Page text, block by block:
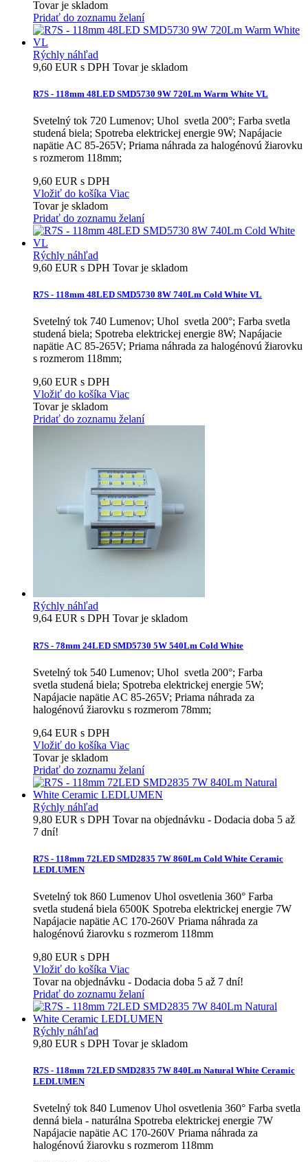
Tovar je skladom
Pridať do zoznamu želaní
Rýchly náhľad
9,60 EUR s DPH Tovar je skladom
R7S - 118mm 48LED SMD5730 9W 720Lm Warm White VL
Svetelný tok 720 Lumenov; Uhol svetla 200°; Farba svetla
studená biela; Spotreba elektrickej energie 9W; Napájacie
napätie AC 85-265V; Priama náhrada za halogénovú žiarovku
s rozmerom 118mm;
9,60 EUR s DPH
Vložiť do košíka Viac
Tovar je skladom
Pridať do zoznamu želaní
Rýchly náhľad
9,60 EUR s DPH Tovar je skladom
R7S - 118mm 48LED SMD5730 8W 740Lm Cold White VL
Svetelný tok 740 Lumenov; Uhol svetla 200°; Farba svetla
studená biela; Spotreba elektrickej energie 8W; Napájacie
napätie AC 85-265V; Priama náhrada za halogénovú žiarovku
s rozmerom 118mm;
9,60 EUR s DPH
Vložiť do košíka Viac
Tovar je skladom
Pridať do zoznamu želaní
Rýchly náhľad
9,64 EUR s DPH Tovar je skladom
R7S - 78mm 24LED SMD5730 5W 540Lm Cold White
Svetelný tok 540 Lumenov; Uhol svetla 200°; Farba
svetla studená biela; Spotreba elektrickej energie 5W;
Napájacie napätie AC 85-265V; Priama náhrada za
halogénovú žiarovku s rozmerom 78mm;
9,64 EUR s DPH
Vložiť do košíka Viac
Tovar je skladom
Pridať do zoznamu želaní
Rýchly náhľad
9,80 EUR s DPH Tovar na objednávku - Dodacia doba 5 až
7 dní!
R7S - 118mm 72LED SMD2835 7W 860Lm Cold White Ceramic
LEDLUMEN
Svetelný tok 860 Lumenov Uhol osvetlenia 360° Farba
svetla studená biela 6500K Spotreba elektrickej energie 7W
Napájacie napätie AC 170-260V Priama náhrada za
halogénovú žiarovku s rozmerom 118mm
9,80 EUR s DPH
Vložiť do košíka Viac
Tovar na objednávku - Dodacia doba 5 až 7 dní!
Pridať do zoznamu želaní
Rýchly náhľad
9,80 EUR s DPH Tovar je skladom
R7S - 118mm 72LED SMD2835 7W 840Lm Natural White Ceramic
LEDLUMEN
Svetelný tok 840 Lumenov Uhol osvetlenia 360° Farba svetla
denná biela - naturálna Spotreba elektrickej energie 7W
Napájacie napätie AC 170-260V Priama náhrada za
halogénovú žiarovku s rozmerom 118mm